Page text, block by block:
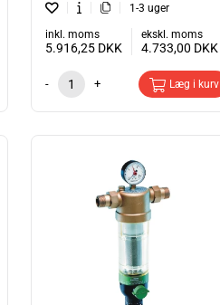
1-3 uger
inkl. moms
5.916,25 DKK
ekskl. moms
4.733,00 DKK
- + Læg i kurv